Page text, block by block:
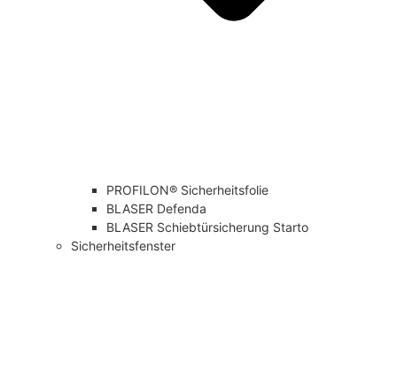
PROFILON® Sicherheitsfolie
BLASER Defenda
BLASER Schiebtürsicherung Starto
Sicherheitsfenster